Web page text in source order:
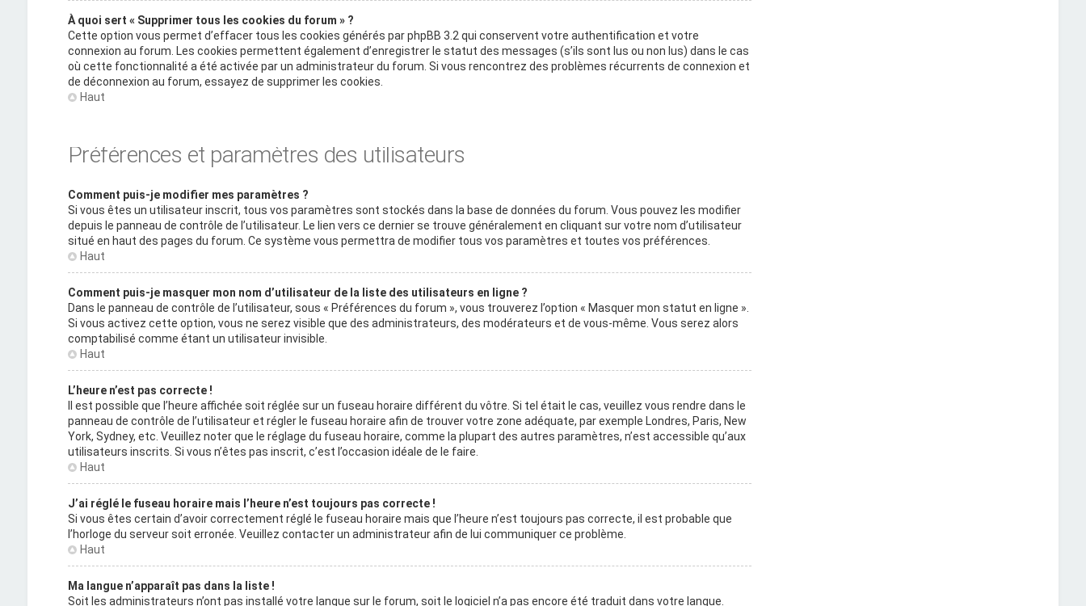
À quoi sert « Supprimer tous les cookies du forum » ?
Cette option vous permet d’effacer tous les cookies générés par phpBB 3.2 qui conservent votre authentification et votre
connexion au forum. Les cookies permettent également d’enregistrer le statut des messages (s’ils sont lus ou non lus) dans le cas
où cette fonctionnalité a été activée par un administrateur du forum. Si vous rencontrez des problèmes récurrents de connexion et
de déconnexion au forum, essayez de supprimer les cookies.
Haut
Préférences et paramètres des utilisateurs
Comment puis-je modifier mes paramètres ?
Si vous êtes un utilisateur inscrit, tous vos paramètres sont stockés dans la base de données du forum. Vous pouvez les modifier
depuis le panneau de contrôle de l’utilisateur. Le lien vers ce dernier se trouve généralement en cliquant sur votre nom d’utilisateur
situé en haut des pages du forum. Ce système vous permettra de modifier tous vos paramètres et toutes vos préférences.
Haut
Comment puis-je masquer mon nom d’utilisateur de la liste des utilisateurs en ligne ?
Dans le panneau de contrôle de l’utilisateur, sous « Préférences du forum », vous trouverez l’option « Masquer mon statut en ligne ».
Si vous activez cette option, vous ne serez visible que des administrateurs, des modérateurs et de vous-même. Vous serez alors
comptabilisé comme étant un utilisateur invisible.
Haut
L’heure n’est pas correcte !
Il est possible que l’heure affichée soit réglée sur un fuseau horaire différent du vôtre. Si tel était le cas, veuillez vous rendre dans le
panneau de contrôle de l’utilisateur et régler le fuseau horaire afin de trouver votre zone adéquate, par exemple Londres, Paris, New
York, Sydney, etc. Veuillez noter que le réglage du fuseau horaire, comme la plupart des autres paramètres, n’est accessible qu’aux
utilisateurs inscrits. Si vous n’êtes pas inscrit, c’est l’occasion idéale de le faire.
Haut
J’ai réglé le fuseau horaire mais l’heure n’est toujours pas correcte !
Si vous êtes certain d’avoir correctement réglé le fuseau horaire mais que l’heure n’est toujours pas correcte, il est probable que
l’horloge du serveur soit erronée. Veuillez contacter un administrateur afin de lui communiquer ce problème.
Haut
Ma langue n’apparaît pas dans la liste !
Soit les administrateurs n’ont pas installé votre langue sur le forum, soit le logiciel n’a pas encore été traduit dans votre langue.